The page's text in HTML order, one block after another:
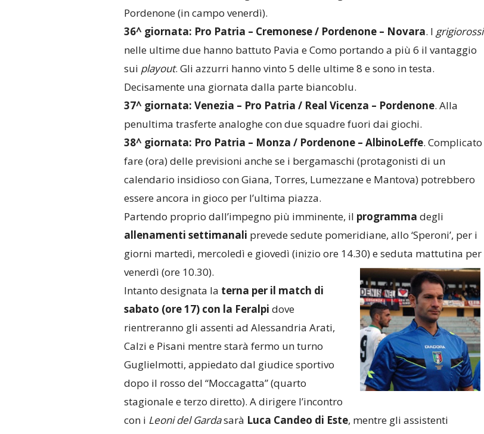
Pordenone (in campo venerdì).
36^ giornata: Pro Patria – Cremonese / Pordenone – Novara. I grigiorossi
nelle ultime due hanno battuto Pavia e Como portando a più 6 il vantaggio
sui playout. Gli azzurri hanno vinto 5 delle ultime 8 e sono in testa.
Decisamente una giornata dalla parte biancoblu.
37^ giornata: Venezia – Pro Patria / Real Vicenza – Pordenone. Alla
penultima trasferte analoghe con due squadre fuori dai giochi.
38^ giornata: Pro Patria – Monza / Pordenone – AlbinoLeffe. Complicato
fare (ora) delle previsioni anche se i bergamaschi (protagonisti di un
calendario insidioso con Giana, Torres, Lumezzane e Mantova) potrebbero
essere ancora in gioco per l’ultima piazza.
Partendo proprio dall’impegno più imminente, il programma degli
allenamenti settimanali prevede sedute pomeridiane, allo ‘Speroni’, per i
giorni martedì, mercoledì e giovedì (inizio ore 14.30) e seduta mattutina per
venerdì (ore 10.30).
Intanto designata la terna per il match di
sabato (ore 17) con la Feralpi dove
rientreranno gli assenti ad Alessandria Arati,
Calzi e Pisani mentre starà fermo un turno
Guglielmotti, appiedato dal giudice sportivo
dopo il rosso del “Moccagatta” (quarto
stagionale e terzo diretto). A dirigere l’incontro
con i Leoni del Gardasarà Luca Candeo di Este, mentre gli assistenti